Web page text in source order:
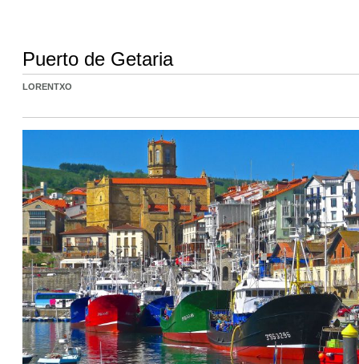
Puerto de Getaria
LORENTXO